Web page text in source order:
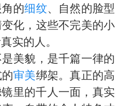
的细纹、自然的脸型
化，这些不完美的小
实的人。
美貌，是千篇一律的
审美绑架。真正的高
里的千人一面，真实